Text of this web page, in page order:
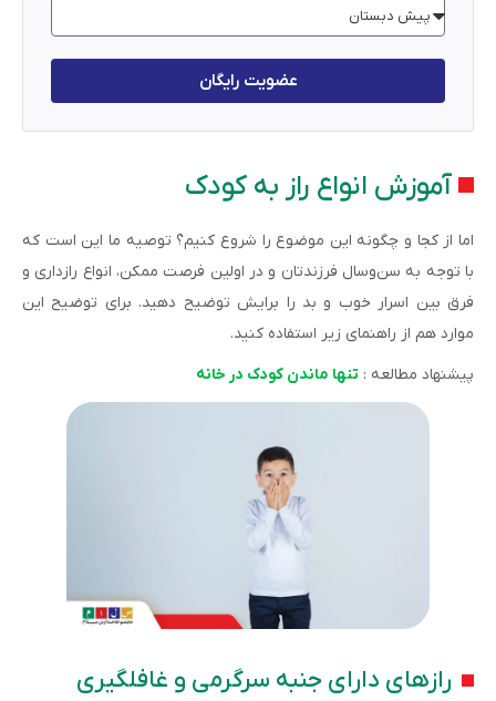
عضویت رایگان
آموزش انواع راز به کودک
اما از کجا و چگونه این موضوع را شروع کنیم؟ توصیه ما این است که
با توجه به سن‌وسال فرزندتان و در اولین فرصت ممکن، انواع رازداری و
فرق بین اسرار خوب و بد را برایش توضیح دهید. برای توضیح این
موارد هم از راهنمای زیر استفاده کنید.
پیشنهاد مطالعه : تنها ماندن کودک در خانه
رازهای دارای جنبه سرگرمی و غافلگیری